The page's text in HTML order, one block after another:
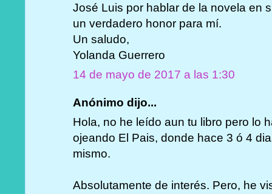
José Luis por hablar de la novela en
un verdadero honor para mí.
Un saludo,
Yolanda Guerrero
14 de mayo de 2017 a las 1:30
Anónimo dijo...
Hola, no he leído aun tu libro pero lo
ojeando El Pais, donde hace 3 ó 4
mismo.
Absolutamente de interés. Pero, he